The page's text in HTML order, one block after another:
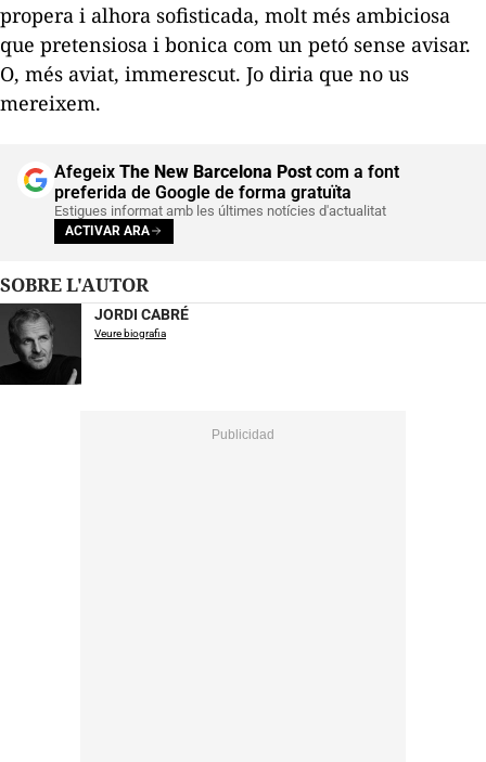
propera i alhora sofisticada, molt més ambiciosa
que pretensiosa i bonica com un petó sense avisar.
O, més aviat, immerescut. Jo diria que no us
mereixem.
Afegeix The New Barcelona Postcom a font
preferida de Google de forma gratuïta
Estigues informat amb les últimes notícies d'actualitat
ACTIVAR ARA
SOBRE L'AUTOR
JORDI CABRÉ
Veure biografia